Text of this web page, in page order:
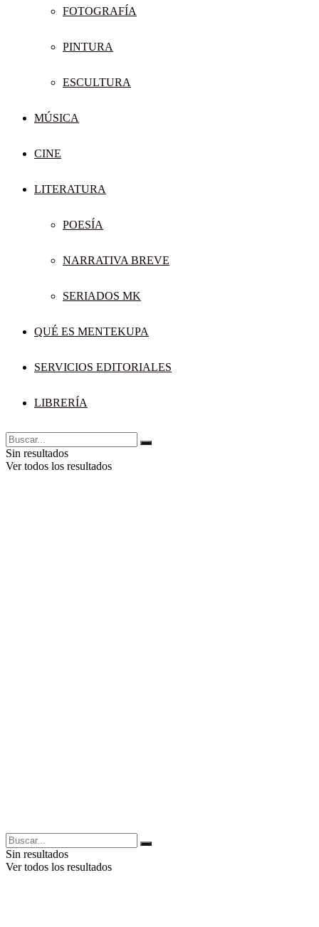
FOTOGRAFÍA
PINTURA
ESCULTURA
MÚSICA
CINE
LITERATURA
POESÍA
NARRATIVA BREVE
SERIADOS MK
QUÉ ES MENTEKUPA
SERVICIOS EDITORIALES
LIBRERÍA
Sin resultados
Ver todos los resultados
Sin resultados
Ver todos los resultados